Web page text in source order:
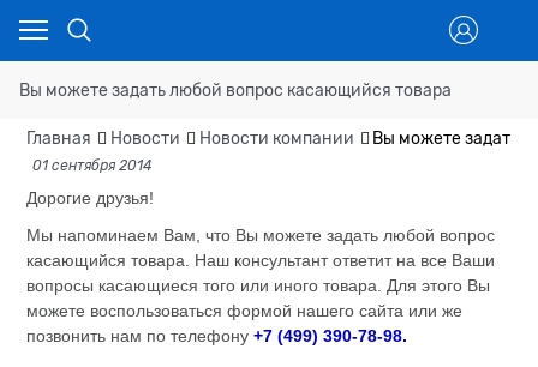
Вы можете задать любой вопрос касающийся товара
Главная Новости Новости компании Вы можете задать
01 сентября 2014
Дорогие друзья!
Мы напоминаем Вам, что Вы можете задать любой вопрос
касающийся товара. Наш консультант ответит на все Ваши
вопросы касающиеся того или иного товара. Для этого Вы
можете воспользоваться формой нашего сайта или же
позвонить нам по телефону +7 (499) 390-78-98.